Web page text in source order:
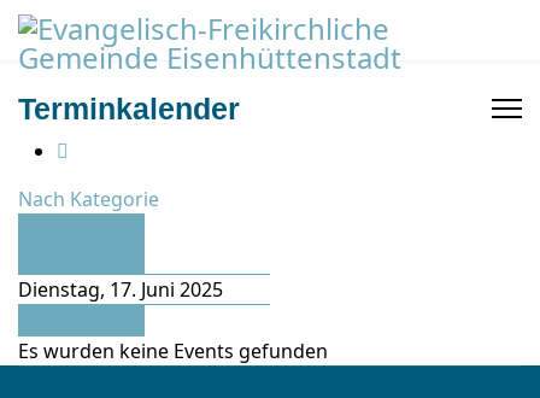
Terminkalender
Nach Kategorie
Dienstag, 17. Juni 2025
Es wurden keine Events gefunden